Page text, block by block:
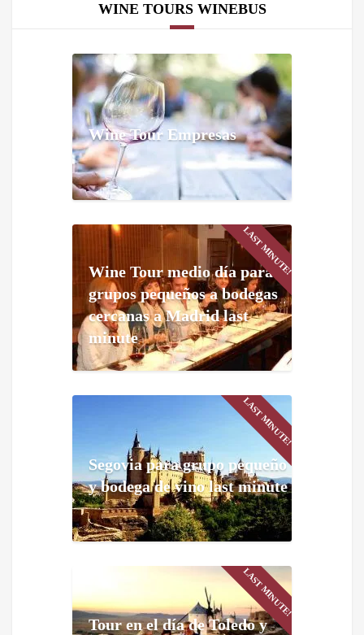
WINE TOURS WINEBUS
Wine Tour Empresas
LAST MINUTE!
Wine Tour medio día para
grupos pequeños a bodegas
cercanas a Madrid last
minute
LAST MINUTE!
Segovia para grupo pequeño
y bodega de vino last minute
LAST MINUTE!
Tour en el día de Toledo y